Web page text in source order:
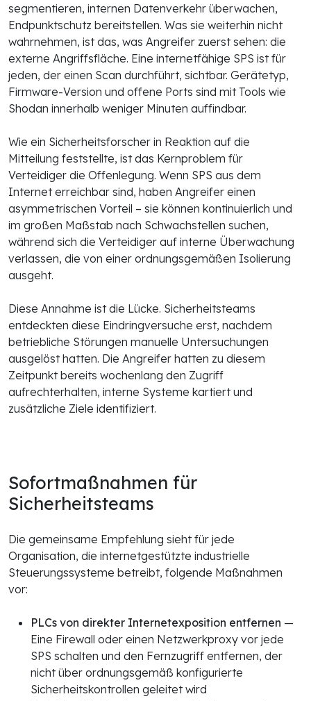
segmentieren, internen Datenverkehr überwachen,
Endpunktschutz bereitstellen. Was sie weiterhin nicht
wahrnehmen, ist das, was Angreifer zuerst sehen: die
externe Angriffsfläche. Eine internetfähige SPS ist für
jeden, der einen Scan durchführt, sichtbar. Gerätetyp,
Firmware-Version und offene Ports sind mit Tools wie
Shodan innerhalb weniger Minuten auffindbar.
Wie ein Sicherheitsforscher in Reaktion auf die
Mitteilung feststellte, ist das Kernproblem für
Verteidiger die Offenlegung. Wenn SPS aus dem
Internet erreichbar sind, haben Angreifer einen
asymmetrischen Vorteil – sie können kontinuierlich und
im großen Maßstab nach Schwachstellen suchen,
während sich die Verteidiger auf interne Überwachung
verlassen, die von einer ordnungsgemäßen Isolierung
ausgeht.
Diese Annahme ist die Lücke. Sicherheitsteams
entdeckten diese Eindringversuche erst, nachdem
betriebliche Störungen manuelle Untersuchungen
ausgelöst hatten. Die Angreifer hatten zu diesem
Zeitpunkt bereits wochenlang den Zugriff
aufrechterhalten, interne Systeme kartiert und
zusätzliche Ziele identifiziert.
Sofortmaßnahmen für
Sicherheitsteams
Die gemeinsame Empfehlung sieht für jede
Organisation, die internetgestützte industrielle
Steuerungssysteme betreibt, folgende Maßnahmen
vor:
PLCs von direkter Internetexposition entfernen —
Eine Firewall oder einen Netzwerkproxy vor jede
SPS schalten und den Fernzugriff entfernen, der
nicht über ordnungsgemäß konfigurierte
Sicherheitskontrollen geleitet wird